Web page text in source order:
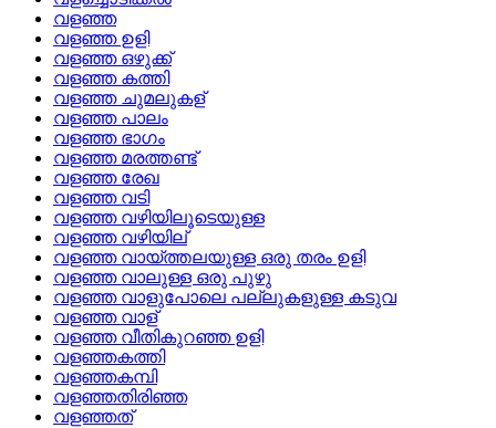
വളഞ്ഞ
വളഞ്ഞ ഉളി
വളഞ്ഞ ഒഴുക്ക്
വളഞ്ഞ കത്തി
വളഞ്ഞ ചുമലുകള്
വളഞ്ഞ പാലം
വളഞ്ഞ ഭാഗം
വളഞ്ഞ മരത്തണ്ട്
വളഞ്ഞ രേഖ
വളഞ്ഞ വടി
വളഞ്ഞ വഴിയിലൂടെയുള്ള
വളഞ്ഞ വഴിയില്
വളഞ്ഞ വായ്‌ത്തലയുള്ള ഒരു തരം ഉളി
വളഞ്ഞ വാലുള്ള ഒരു പുഴു
വളഞ്ഞ വാളുപോലെ പല്ലുകളുള്ള കടുവ
വളഞ്ഞ വാള്
വളഞ്ഞ വീതികുറഞ്ഞ ഉളി
വളഞ്ഞകത്തി
വളഞ്ഞകമ്പി
വളഞ്ഞതിരിഞ്ഞ
വളഞ്ഞത്